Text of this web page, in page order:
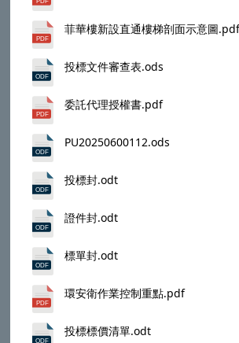
菲華樓新設直通樓梯剖面示意圖
投標文件審查表.ods
委託代理授權書.pdf
PU20250600112.ods
投標封.odt
證件封.odt
標單封.odt
環安衛作業控制重點.pdf
投標標價清單.odt